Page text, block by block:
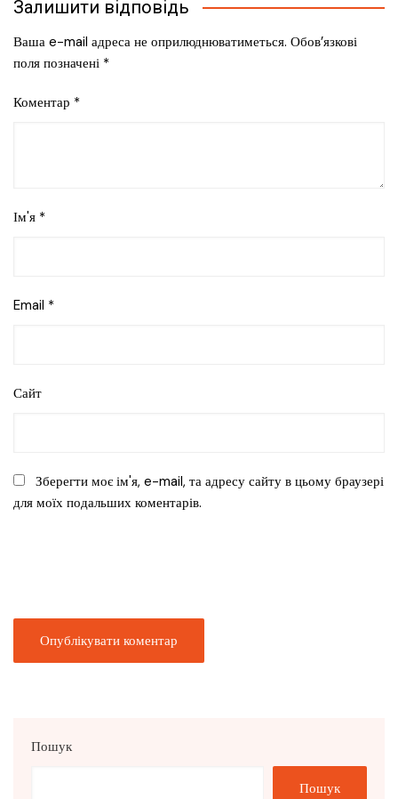
Залишити відповідь
Ваша e-mail адреса не оприлюднюватиметься. Обов’язкові
поля позначені *
Коментар *
Ім'я *
Email *
Сайт
Зберегти моє ім'я, e-mail, та адресу сайту в цьому браузері
для моїх подальших коментарів.
Пошук
Пошук